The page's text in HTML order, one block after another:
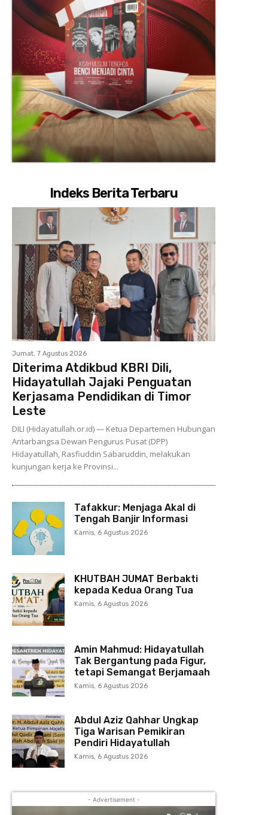
Indeks Berita Terbaru
Jumat, 7 Agustus 2026
Diterima Atdikbud KBRI Dili,
Hidayatullah Jajaki Penguatan
Kerjasama Pendidikan di Timor
Leste
DILI (Hidayatullah.or.id) — Ketua Departemen Hubungan
Antarbangsa Dewan Pengurus Pusat (DPP)
Hidayatullah, Rasfiuddin Sabaruddin, melakukan
kunjungan kerja ke Provinsi...
Tafakkur: Menjaga Akal di
Tengah Banjir Informasi
Kamis, 6 Agustus 2026
KHUTBAH JUMAT Berbakti
kepada Kedua Orang Tua
Kamis, 6 Agustus 2026
Amin Mahmud: Hidayatullah
Tak Bergantung pada Figur,
tetapi Semangat Berjamaah
Kamis, 6 Agustus 2026
Abdul Aziz Qahhar Ungkap
Tiga Warisan Pemikiran
Pendiri Hidayatullah
Kamis, 6 Agustus 2026
- Advertisement -